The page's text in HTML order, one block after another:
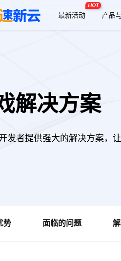
最新活动
HOT
产品
解决方案
发者提供强大的解决方案，
势 面临的问题